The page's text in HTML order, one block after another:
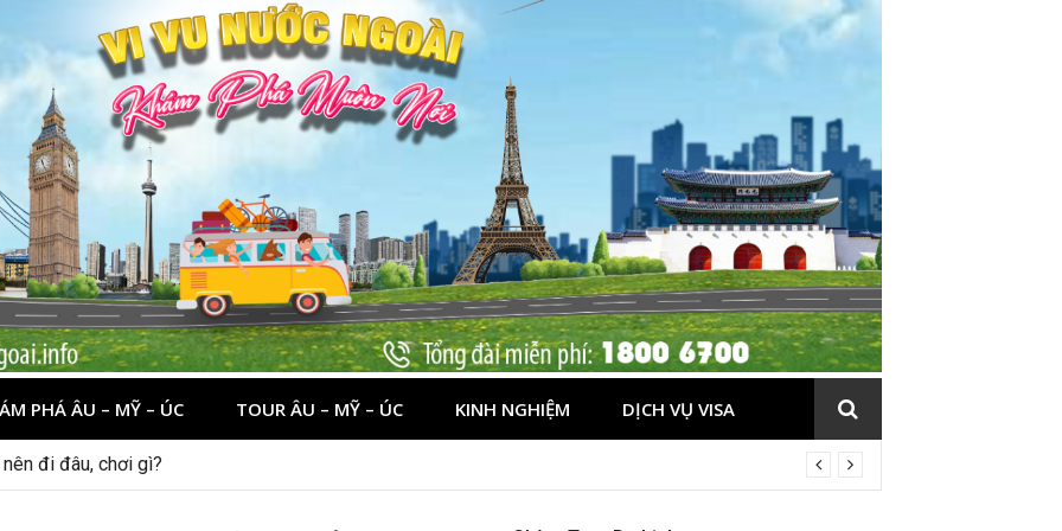
PHÁ ÂU – MỸ – ÚC TOUR ÂU – MỸ – ÚC KINH NGHIỆM DỊCH VỤ VISA
đi đâu, chơi gì?